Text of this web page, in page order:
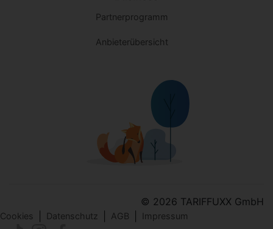
Partnerprogramm
Anbieterübersicht
© 2026 TARIFFUXX GmbH
Cookies Datenschutz AGB Impressum